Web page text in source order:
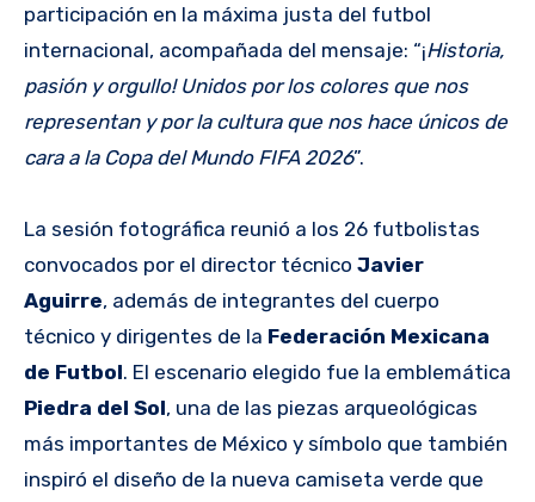
participación en la máxima justa del futbol
internacional, acompañada del mensaje: “¡Historia,
pasión y orgullo! Unidos por los colores que nos
representan y por la cultura que nos hace únicos de
cara a la Copa del Mundo FIFA 2026”.
La sesión fotográfica reunió a los 26 futbolistas
convocados por el director técnico Javier
Aguirre, además de integrantes del cuerpo
técnico y dirigentes de la Federación Mexicana
de Futbol. El escenario elegido fue la emblemática
Piedra del Sol, una de las piezas arqueológicas
más importantes de México y símbolo que también
inspiró el diseño de la nueva camiseta verde que